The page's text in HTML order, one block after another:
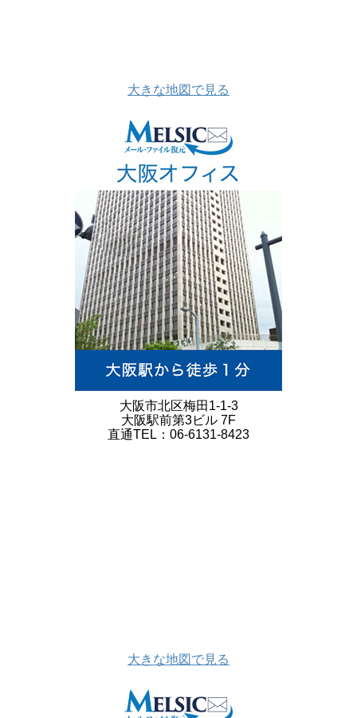
大きな地図で見る
大阪市北区梅田1-1-3
大阪駅前第3ビル 7F
直通TEL：06-6131-8423
大きな地図で見る